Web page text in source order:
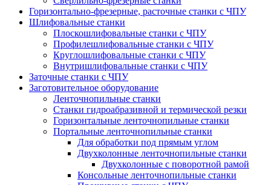
Горизонтально-фрезерные, расточные станки с ЧПУ
Шлифовальные станки
Плоскошлифовальные станки с ЧПУ
Профилешлифовальные станки с ЧПУ
Круглошлифовальные станки с ЧПУ
Внутришлифовальные станки с ЧПУ
Заточные станки с ЧПУ
Заготовительное оборудование
Ленточнопильные станки
Станки гидроабразивной и термической резки
Горизонтальные ленточнопильные станки
Портальные ленточнопильные станки
Для обработки под прямым углом
Двухколонные ленточнопильные станки
Двухколонные с поворотной рамой
Консольные ленточнопильные станки